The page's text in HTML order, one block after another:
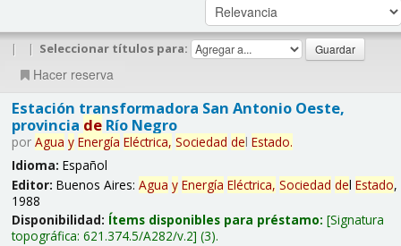
| | Seleccionar títulos para:
Hacer reserva
Estación transformadora San Antonio Oeste,
provincia deRío Negro
por Agua y Energía Eléctrica, Sociedad del Estado.
Idioma: Español
Editor: Buenos Aires: Agua y Energía Eléctrica, Sociedad del Estado,
1988
Disponibilidad: Ítems disponibles para préstamo: Signatura
topográfica: 621.374.5/A282/v.2 (3).